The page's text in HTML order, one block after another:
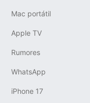
Mac portátil
Apple TV
Rumores
WhatsApp
iPhone 17